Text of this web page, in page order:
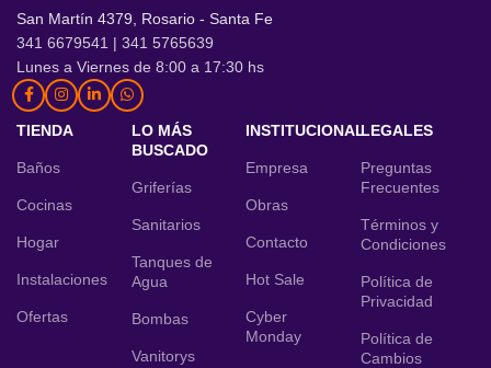
San Martín 4379, Rosario - Santa Fe
341 6679541 | 341 5765639
Lunes a Viernes de 8:00 a 17:30 hs
TIENDA
Baños
Cocinas
Hogar
Instalaciones
Ofertas
LO MÁS
BUSCADO
Griferías
Sanitarios
Tanques de
Agua
Bombas
Vanitorys
INSTITUCIONAL
Empresa
Obras
Contacto
Hot Sale
Cyber
Monday
LEGALES
Preguntas
Frecuentes
Términos y
Condiciones
Política de
Privacidad
Política de
Cambios